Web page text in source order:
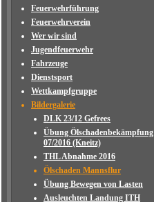
Feuerwehrführung
Feuerwehrverein
Wer wir sind
Jugendfeuerwehr
Fahrzeuge
Dienstsport
Wettkampfgruppe
Bildergalerie
DLK 23/12 Gefrees
Übung Ölschadenbekämpfung
07/2016 (Kneitz)
THL Abnahme 2016
Ölschaden Mannsflur
Übung Bewegen von Lasten
Ausleuchten Landung ITH